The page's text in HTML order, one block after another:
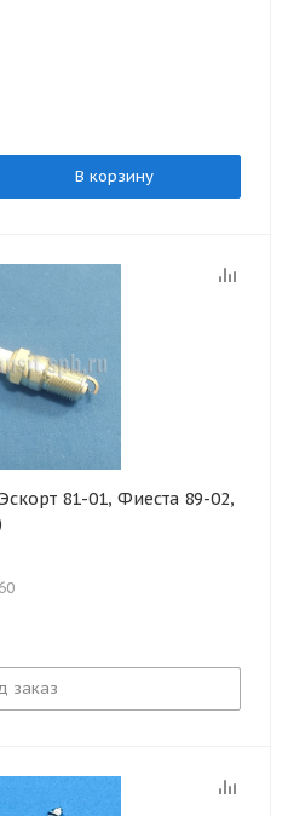
В корзину
81-01, Фиеста 89-02,
заказ